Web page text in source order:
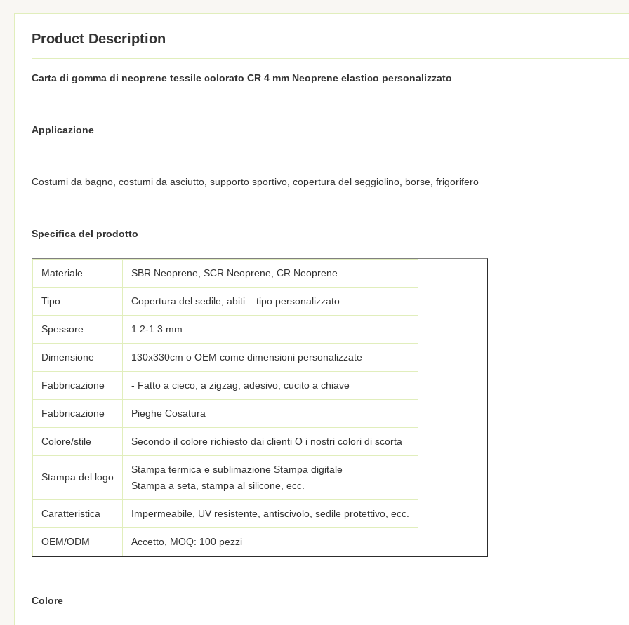
Product Description
Carta di gomma di neoprene tessile colorato CR 4 mm Neoprene elastico personalizzato
Applicazione
Costumi da bagno, costumi da asciutto, supporto sportivo, copertura del seggiolino, borse, frigorifero
Specifica del prodotto
Materiale SBR Neoprene, SCR Neoprene, CR Neoprene.
Tipo Copertura del sedile, abiti... tipo personalizzato
Spessore 1.2-1.3 mm
Dimensione 130x330cm o OEM come dimensioni personalizzate
Fabbricazione - Fatto a cieco, a zigzag, adesivo, cucito a chiave
Fabbricazione Pieghe Cosatura
Colore/stile Secondo il colore richiesto dai clienti O i nostri colori di scorta
Stampa del logo
Stampa termica e sublimazione Stampa digitale
Stampa a seta, stampa al silicone, ecc.
Caratteristica Impermeabile, UV resistente, antiscivolo, sedile protettivo, ecc.
OEM/ODM Accetto, MOQ: 100 pezzi
Colore